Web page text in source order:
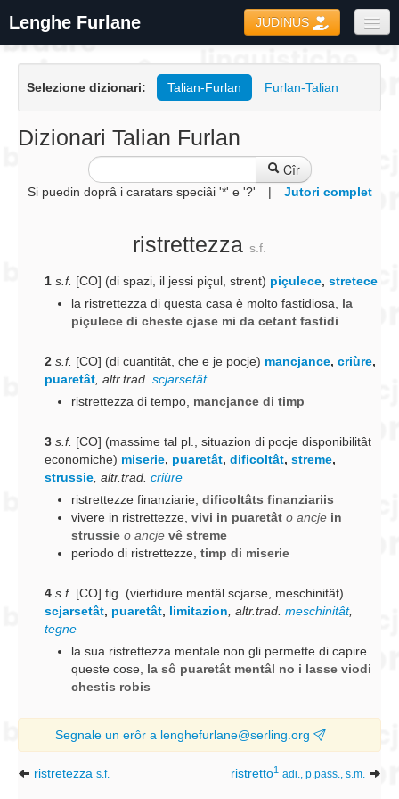
Lenghe Furlane JUDINUS
Formari
Coretôr Ortografic
Informazions
Selezione dizionari: Talian-Furlan Furlan-Talian
Dizionari Talian Furlan
Cîr
Si puedin doprâ i caratars speciâi '*' e '?' | Jutori complet
ristrettezza s.f.
1 s.f. [CO] (di spazi, il jessi piçul, strent) piçulece, stretece
la ristrettezza di questa casa è molto fastidiosa
la
piçulece di cheste cjase mi da cetant fastidi
2 s.f. [CO] (di cuantitât, che e je pocje) mancjance, criùre,
puaretât altr.trad. scjarsetât
ristrettezza di tempo mancjance di timp
3 s.f. [CO] (massime tal pl., situazion di pocje disponibilitât
economiche) miserie, puaretât, dificoltât, streme,
strussie altr.trad. criùre
ristrettezze finanziarie dificoltâts finanziariis
vivere in ristrettezze vivi in puaretât o ancje in
strussie o ancje vê streme
periodo di ristrettezze timp di miserie
4 s.f. [CO] fig. (viertidure mentâl scjarse, meschinitât)
scjarsetât, puaretât, limitazion altr.trad. meschinitât,
tegne
la sua ristrettezza mentale non gli permette di capire
queste cose la sô puaretât mentâl no i lasse viodi
chestis robis
Segnale un erôr a lenghefurlane@serling.org
ristretezza s.f. ristretto1 adi., p.pass., s.m.